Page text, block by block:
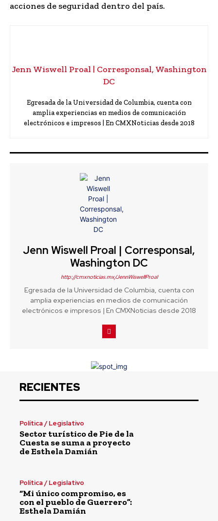
acciones de seguridad dentro del país.
Jenn Wiswell Proal | Corresponsal, Washington
DC
Egresada de la Universidad de Columbia, cuenta con
amplia experiencias en medios de comunicación
electrónicos e impresos | En CMXNoticias desde 2018
Jenn Wiswell Proal | Corresponsal,
Washington DC
http://cmxnoticias.mx/JennWiswellProal
Egresada de la Universidad de Columbia, cuenta con
amplia experiencias en medios de comunicación
electrónicos e impresos | En CMXNoticias desde 2018
RECIENTES
Política / Legislativo
Sector turístico de Pie de la
Cuesta se suma a proyecto
de Esthela Damián
Política / Legislativo
“Mi único compromiso, es
con el pueblo de Guerrero”:
Esthela Damián